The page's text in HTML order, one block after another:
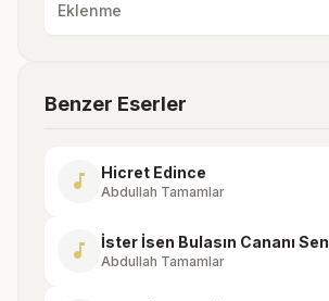
Eklenme
Benzer Eserler
music_note Hicret Edince
Abdullah Tamamlar
music_note İster İsen Bulasın Cananı Sen
Abdullah Tamamlar